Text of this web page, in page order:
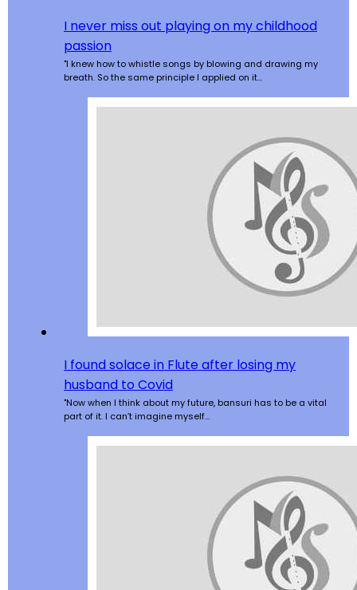
I never miss out playing on my childhood
passion
"I knew how to whistle songs by blowing and drawing my
breath. So the same principle I applied on it…
I found solace in Flute after losing my
husband to Covid
"Now when I think about my future, bansuri has to be a vital
part of it. I can’t imagine myself…